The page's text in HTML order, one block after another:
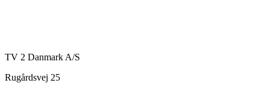
TV 2 Danmark A/S
Rugårdsvej 25